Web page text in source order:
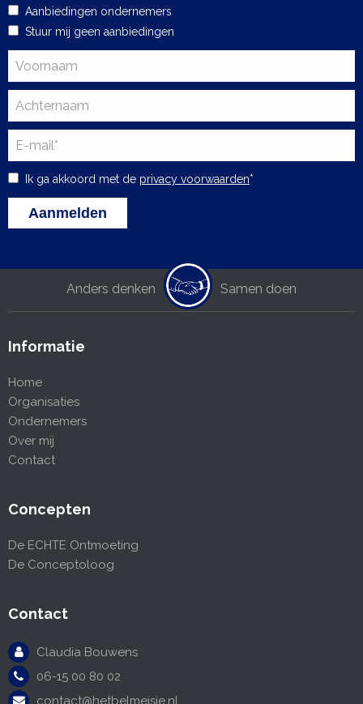
Aanbiedingen ondernemers
Stuur mij geen aanbiedingen
Ik ga akkoord met de privacy voorwaarden*
Anders denken Samen doen
Informatie
Home
Organisaties
Ondernemers
Over mij
Contact
Concepten
De ECHTE Ontmoeting
De Conceptoloog
Contact
Claudia Bouwens
06-15 00 80 02
contact@hetbelmeisje.nl